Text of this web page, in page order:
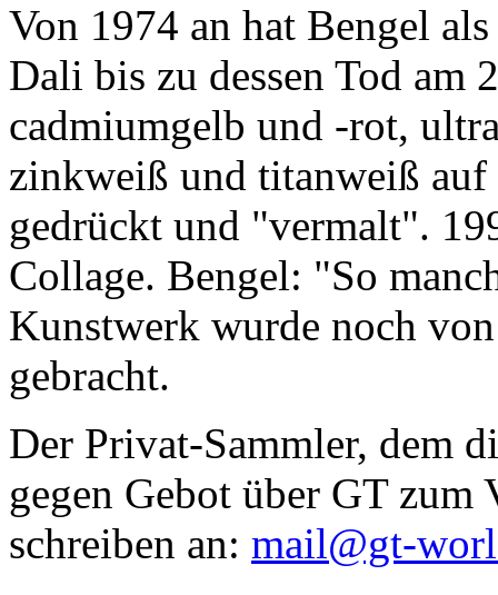
Von 1974 an hat Bengel
Dali bis zu dessen Tod am
cadmiumgelb und -rot,
zinkweiß und titanweiß
gedrückt und "vermalt".
Collage. Bengel: "So
Kunstwerk wurde noch
gebracht.
Der Privat-Sammler, dem
gegen Gebot über GT zum
schreiben an: mail@gt-